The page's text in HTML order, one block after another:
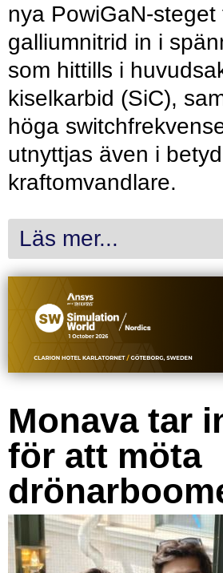
nya PowiGaN-steget
galliumnitrid in i
som hittills i
kiselkarbid (SiC),
höga
utnyttjas även i
kraftomvandlare.
Läs mer...
Monava tar
för att möta